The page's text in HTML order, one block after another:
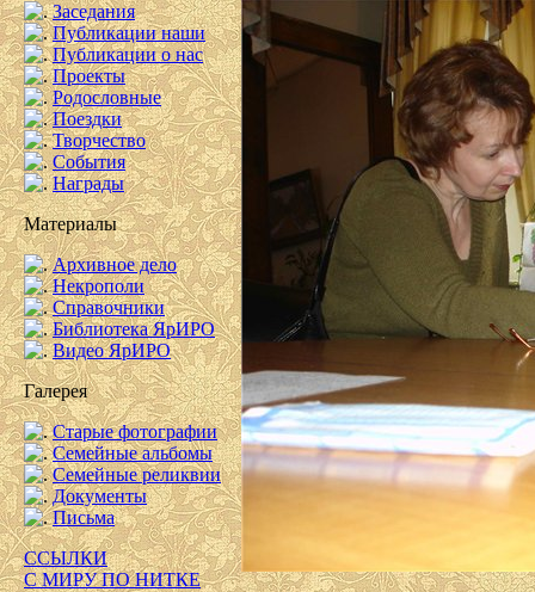
Заседания
Публикации наши
Публикации о нас
Проекты
Родословные
Поездки
Творчество
События
Награды
Материалы
Архивное дело
Некрополи
Справочники
Библиотека ЯрИРО
Видео ЯрИРО
Галерея
Старые фотографии
Семейные альбомы
Семейные реликвии
Документы
Письма
ССЫЛКИ
С МИРУ ПО НИТКЕ